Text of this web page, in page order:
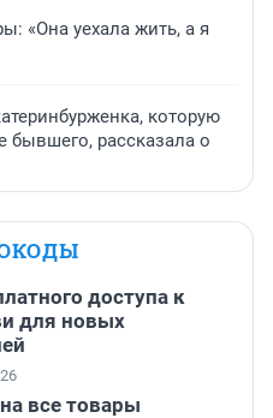
«Она уехала жить, а я
которую
бывшего, рассказала о
доступа к
для новых
все товары